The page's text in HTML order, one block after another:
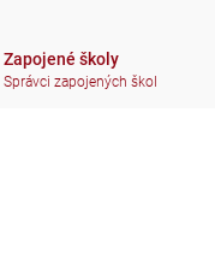
Zapojené školy
Správci zapojených škol